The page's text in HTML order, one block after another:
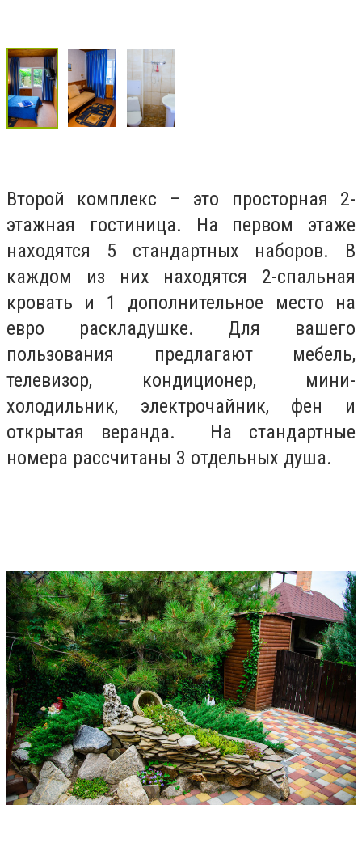
Второй комплекс – это просторная 2-
этажная гостиница. На первом этаже
находятся 5 стандартных наборов. В
каждом из них находятся 2-спальная
кровать и 1 дополнительное место на
евро раскладушке. Для вашего
пользования предлагают мебель,
телевизор, кондиционер, мини-
холодильник, электрочайник, фен и
открытая веранда. На стандартные
номера рассчитаны 3 отдельных душа.